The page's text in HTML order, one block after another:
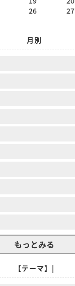
26 27
月別
もっとみる
【テーマ】|